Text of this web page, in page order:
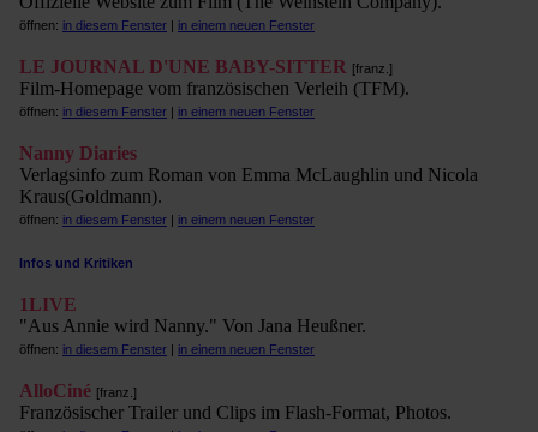
öffnen: in diesem Fenster | in einem neuen Fenster
LE JOURNAL D'UNE BABY-SITTER [franz.]
Film-Homepage vom französischen Verleih (TFM).
öffnen: in diesem Fenster | in einem neuen Fenster
Nanny Diaries
Verlagsinfo zum Roman von Emma McLaughlin und Nicola
Kraus(Goldmann).
öffnen: in diesem Fenster | in einem neuen Fenster
Infos und Kritiken
1LIVE
"Aus Annie wird Nanny." Von Jana Heußner.
öffnen: in diesem Fenster | in einem neuen Fenster
AlloCiné [franz.]
Französischer Trailer und Clips im Flash-Format, Photos.